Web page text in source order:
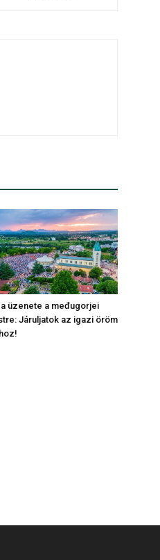
üzenete a međugorjei
Járuljatok az igazi öröm